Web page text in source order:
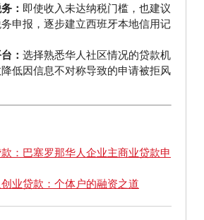
： 即使收入未达纳税门槛，也建议
申报，逐步建立西班牙本地信用记
： 选择熟悉华人社区情况的贷款机
低因信息不对称导致的申请被拒风
：巴塞罗那华人企业主商业贷款申
业贷款：个体户的融资之道